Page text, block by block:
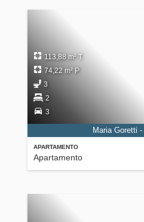
APARTAMENTO
Apartamento
113,88 m² T
74,22 m² P
3
2
3
Maria Goretti